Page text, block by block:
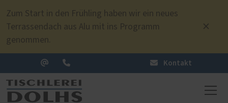
Zum Start in den Frühling haben wir ein neues
Terrassendach aus Alu mit ins Programm
genommen.
Kontakt